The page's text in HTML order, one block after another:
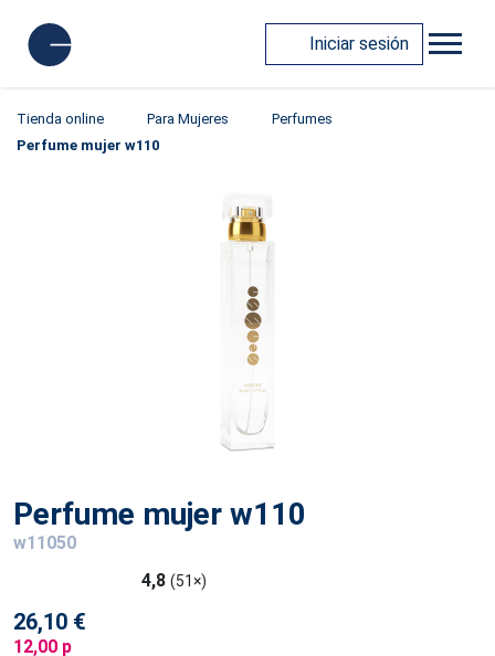
Iniciar sesión
Tienda online Para Mujeres
Perfumes
Perfume mujer w110
Perfume mujer w110
w11050
4,8 (51×)
26,10 €
12,00 p